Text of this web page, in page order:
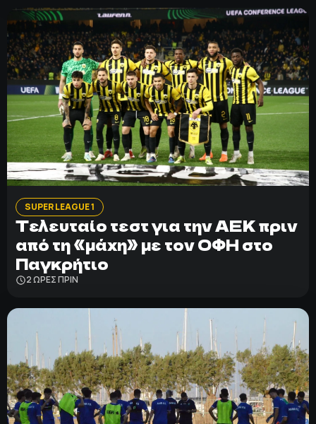
SUPER LEAGUE 1
Τελευταίο τεστ για την ΑΕΚ πριν
από τη «μάχη» με τον ΟΦΗ στο
Παγκρήτιο
2 ΩΡΕΣ ΠΡΙΝ